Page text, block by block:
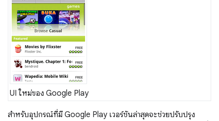
UI ใหม่ของ Google Play
สำหรับอุปกรณ์ที่มี Google Play เวอร์ชันล่าสุดจะช่วยปรับปรุง